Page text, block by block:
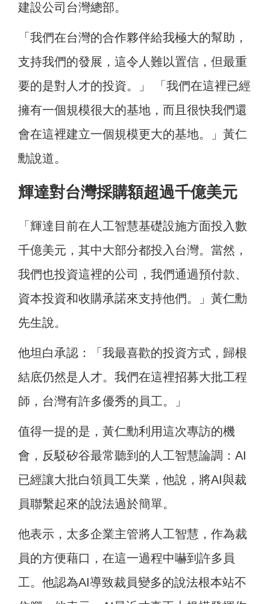
建設公司台灣總部。
「我們在台灣的合作夥伴給我極大的幫助，
支持我們的發展，這令人難以置信，但最重
要的是對人才的投資。」 「我們在這裡已經
擁有一個規模很大的基地，而且很快我們還
會在這裡建立一個規模更大的基地。」黃仁
勳說道。
輝達對台灣採購額超過千億美元
「輝達目前在人工智慧基礎設施方面投入數
千億美元，其中大部分都投入台灣。當然，
我們也投資這裡的公司，我們通過預付款、
資本投資和收購承諾來支持他們。」黃仁勳
先生說。
他坦白承認：「我最喜歡的投資方式，歸根
結底仍然是人才。我們在這裡招募大批工程
師，台灣有許多優秀的員工。」
值得一提的是，黃仁勳利用這次專訪的機
會，反駁矽谷最常聽到的人工智慧論調：AI
已經讓大批白領員工失業，他說，將AI與裁
員聯繫起來的說法過於簡單。
他表示，太多企業主管將人工智慧，作為裁
員的方便藉口，在這一過程中嚇到許多員
工。他認為AI導致裁員變多的說法根本站不